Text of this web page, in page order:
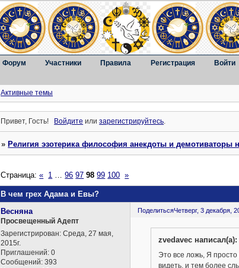
Форум Участники Правила Регистрация Войти
Активные темы
Привет, Гость! Войдите илизарегистрируйтесь.
»Религия эзотерика философия анекдоты и
В чем грех Адама и Евы?
Страница:« 1 96 97 98 99 100 »
ПоделитьсяЧетверг, 3 декабря,
Весняна
Просвещенный Адепт
Зарегистрирован: Среда, 27 мая,
2015г.
Приглашений: 0
Сообщений: 393
zvedavec написал(а):
Это все ложь, Я
видеть, и тем более